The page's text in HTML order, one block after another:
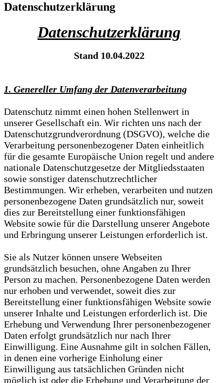
Datenschutzerklärung
Datenschutzerklärung
Stand 10.04.2022
1. Genereller Umfang der Datenverarbeitung
Datenschutz nimmt einen hohen Stellenwert in
unserer Gesellschaft ein. Wir richten uns nach der
Datenschutzgrundverordnung (DSGVO), welche die
Verarbeitung personenbezogener Daten einheitlich
für die gesamte Europäische Union regelt und andere
nationale Datenschutzgesetze der Mitgliedsstaaten
sowie sonstiger datenschutzrechtlicher
Bestimmungen. Wir erheben, verarbeiten und nutzen
personenbezogene Daten grundsätzlich nur, soweit
dies zur Bereitstellung einer funktionsfähigen
Website sowie für die Darstellung unserer Angebote
und Erbringung unserer Leistungen erforderlich ist.
Sie als Nutzer können unsere Webseiten
grundsätzlich besuchen, ohne Angaben zu Ihrer
Person zu machen. Personenbezogene Daten werden
nur erhoben und verwendet, soweit dies zur
Bereitstellung einer funktionsfähigen Website sowie
unserer Inhalte und Leistungen erforderlich ist. Die
Erhebung und Verwendung Ihrer personenbezogener
Daten erfolgt grundsätzlich nur nach Ihrer
Einwilligung. Eine Ausnahme gilt in solchen Fällen,
in denen eine vorherige Einholung einer
Einwilligung aus tatsächlichen Gründen nicht
möglich ist oder die Erhebung und Verarbeitung der